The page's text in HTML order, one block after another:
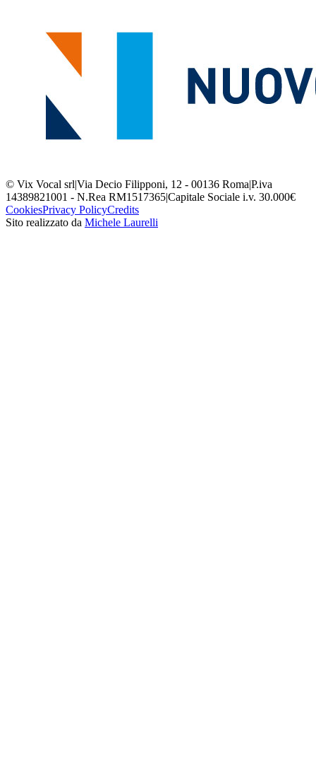
© Vix Vocal srl|Via Decio Filipponi, 12 - 00136 Roma|P.iva
14389821001 - N.Rea RM1517365|Capitale Sociale i.v. 30.000€
CookiesPrivacy PolicyCredits
Sito realizzato da Michele Laurelli